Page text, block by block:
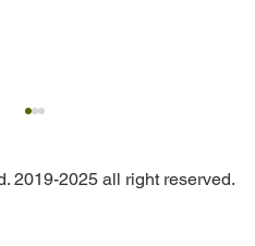
2019-2025 all right reserved.